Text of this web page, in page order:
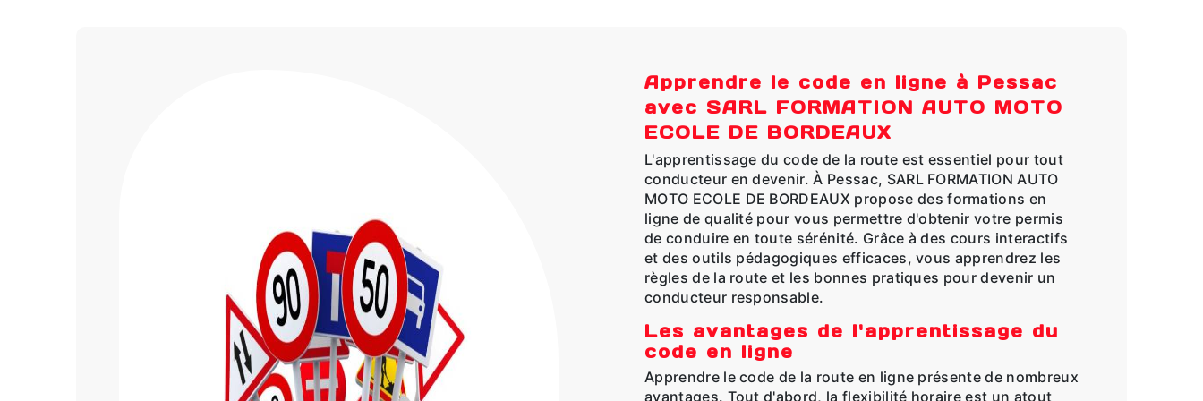
Apprendre le code en ligne à Pessac
avec SARL FORMATION AUTO MOTO
ECOLE DE BORDEAUX
L'apprentissage du code de la route est essentiel pour tout
conducteur en devenir. À Pessac, SARL FORMATION AUTO
MOTO ECOLE DE BORDEAUX propose des formations en
ligne de qualité pour vous permettre d'obtenir votre permis
de conduire en toute sérénité. Grâce à des cours interactifs
et des outils pédagogiques efficaces, vous apprendrez les
règles de la route et les bonnes pratiques pour devenir un
conducteur responsable.
Les avantages de l'apprentissage du
code en ligne
Apprendre le code de la route en ligne présente de nombreux
avantages. Tout d'abord, la flexibilité horaire est un atout